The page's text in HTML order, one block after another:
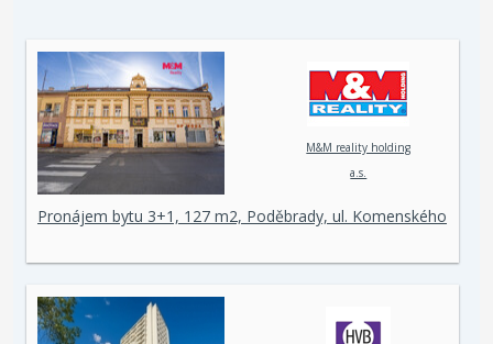
M&M reality holding
a.s.
Pronájem bytu 3+1, 127 m2, Poděbrady, ul. Komenského